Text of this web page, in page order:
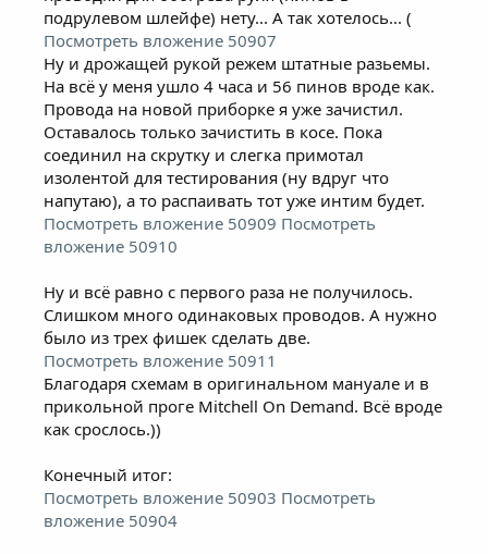
подрулевом шлейфе) нету... А так хотелось... (
Посмотреть вложение 50907
Ну и дрожащей рукой режем штатные разьемы.
На всё у меня ушло 4 часа и 56 пинов вроде как.
Провода на новой приборке я уже зачистил.
Оставалось только зачистить в косе. Пока
соединил на скрутку и слегка примотал
изолентой для тестирования (ну вдруг что
напутаю), а то распаивать тот уже интим будет.
Посмотреть вложение 50909 Посмотреть
вложение 50910
Ну и всё равно с первого раза не получилось.
Слишком много одинаковых проводов. А нужно
было из трех фишек сделать две.
Посмотреть вложение 50911
Благодаря схемам в оригинальном мануале и в
прикольной проге Mitchell On Demand. Всё вроде
как срослось.))
Конечный итог:
Посмотреть вложение 50903 Посмотреть
вложение 50904